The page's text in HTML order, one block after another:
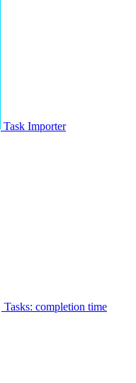
Task Importer
Tasks: completion time